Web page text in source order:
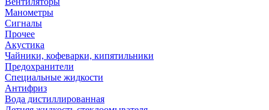
Манометры
Сигналы
Прочее
Акустика
Чайники, кофеварки, кипятильники
Предохранители
Специальные жидкости
Антифриз
Вода дистиллированная